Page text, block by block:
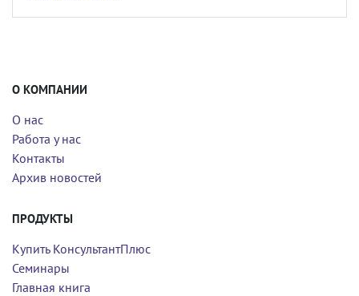
О КОМПАНИИ
О нас
Работа у нас
Контакты
Архив новостей
ПРОДУКТЫ
Купить КонсультантПлюс
Семинары
Главная книга